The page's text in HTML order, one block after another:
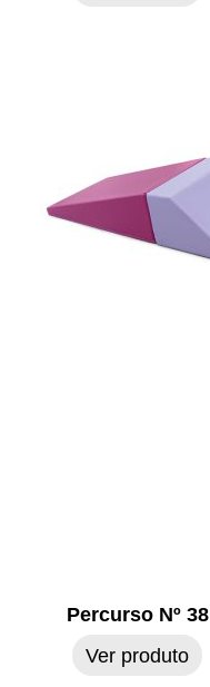
Percurso Nº 38
Ver produto